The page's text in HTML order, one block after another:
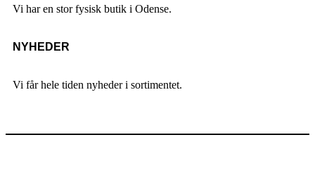
Vi har en stor fysisk butik i Odense.
NYHEDER
Vi får hele tiden nyheder i sortimentet.